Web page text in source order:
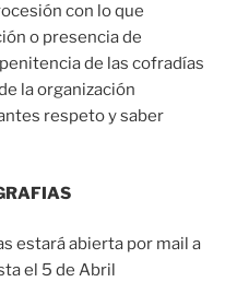
con lo que
o presencia de
de las cofradías
la organización
respeto y saber
estará abierta por mail a
el 5 de Abril